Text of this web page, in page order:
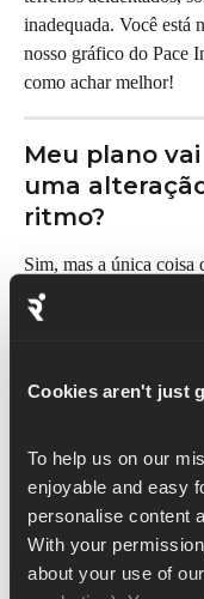
Cookies aren't just
To help us on our
enjoyable and easy
personalise content
With your
about your use of
inadequada. Você está
nosso gráfico do Pace
como achar melhor!
Meu plano
uma
ritmo?
Sim, mas a única coisa
ritmo! Seu plano
atualizará as metas
Lembra que as
ritmo!
Não aceitei